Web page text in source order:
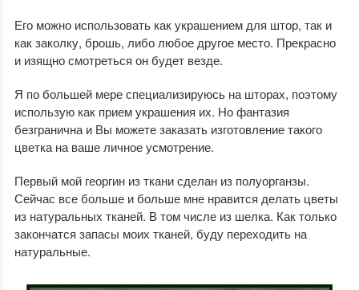
Его можно использовать как украшением для штор, так и
как заколку, брошь, либо любое другое место. Прекрасно
и изящно смотреться он будет везде.
Я по большей мере специализируюсь на шторах, поэтому
использую как прием украшения их. Но фантазия
безгранична и Вы можете заказать изготовление такого
цветка на ваше личное усмотрение.
Первый мой георгин из ткани сделан из полуорганзы.
Сейчас все больше и больше мне нравится делать цветы
из натуральных тканей. В том числе из шелка. Как только
закончатся запасы моих тканей, буду переходить на
натуральные.